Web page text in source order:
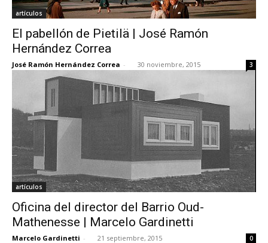
artículos
El pabellón de Pietilä | José Ramón
Hernández Correa
José Ramón Hernández Correa - 30 noviembre, 2015 3
artículos
Oficina del director del Barrio Oud-
Mathenesse | Marcelo Gardinetti
Marcelo Gardinetti - 21 septiembre, 2015 0